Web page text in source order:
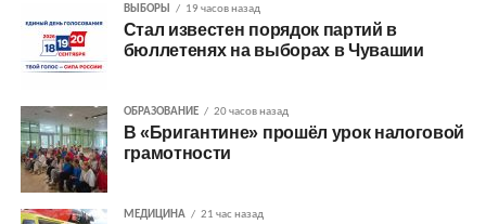
ВЫБОРЫ 19 часов назад
Стал известен порядок партий в
бюллетенях на выборах в Чувашии
ОБРАЗОВАНИЕ 20 часов назад
В «Бригантине» прошёл урок налоговой
грамотности
МЕДИЦИНА 21 час назад